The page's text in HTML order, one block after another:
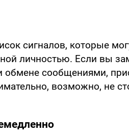
сигналов, которые
личностью. Если вы
обмене сообщениями,
возможно, не